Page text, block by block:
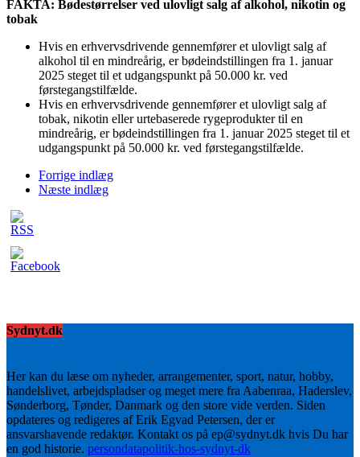
FAKTA: Bødestørrelser ved ulovligt salg af alkohol, nikotin og
tobak
Hvis en erhvervsdrivende gennemfører et ulovligt salg af
alkohol til en mindreårig, er bødeindstillingen fra 1. januar
2025 steget til et udgangspunkt på 50.000 kr. ved
førstegangstilfælde.
Hvis en erhvervsdrivende gennemfører et ulovligt salg af
tobak, nikotin eller urtebaserede rygeprodukter til en
mindreårig, er bødeindstillingen fra 1. januar 2025 steget til et
udgangspunkt på 50.000 kr. ved førstegangstilfælde.
Forrige indlæg
Næste indlæg
Sydnyt.dk
Her kan du læse om nyheder, arrangementer, sport, natur, hobby,
handelslivet, arbejdspladser og meget mere fra Aabenraa, Haderslev,
Sønderborg, Tønder, Danmark og den store vide verden. Siden
opdateres og redigeres af Erik Egvad Petersen, der er
ansvarshavende redaktør. Kontakt os på ep@sydnyt.dk hvis Du har
en god historie. persondatapolitik-hos-sydnyt-dk